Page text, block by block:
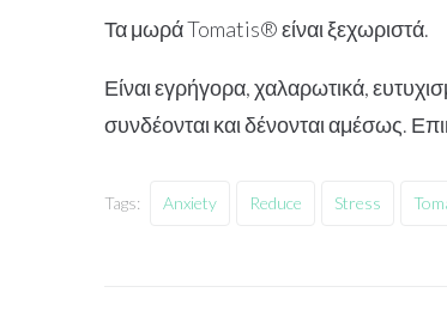
Τα μωρά Tomatis® είναι ξεχωριστά.
Είναι εγρήγορα, χαλαρωτικά,
συνδέονται και δένονται αμέσως.
Tags: Anxiety Reduce Stress